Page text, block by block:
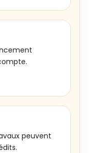
peuvent